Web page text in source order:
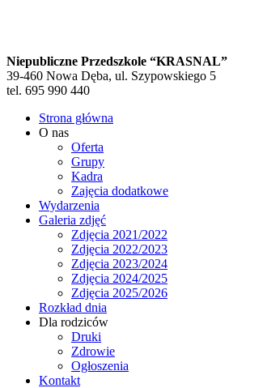
Niepubliczne Przedszkole “KRASNAL”
39-460 Nowa Dęba, ul. Szypowskiego 5
tel. 695 990 440
Strona główna
O nas
Oferta
Grupy
Kadra
Zajęcia dodatkowe
Wydarzenia
Galeria zdjęć
Zdjęcia 2021/2022
Zdjęcia 2022/2023
Zdjęcia 2023/2024
Zdjęcia 2024/2025
Zdjęcia 2025/2026
Rozkład dnia
Dla rodziców
Druki
Zdrowie
Ogłoszenia
Kontakt